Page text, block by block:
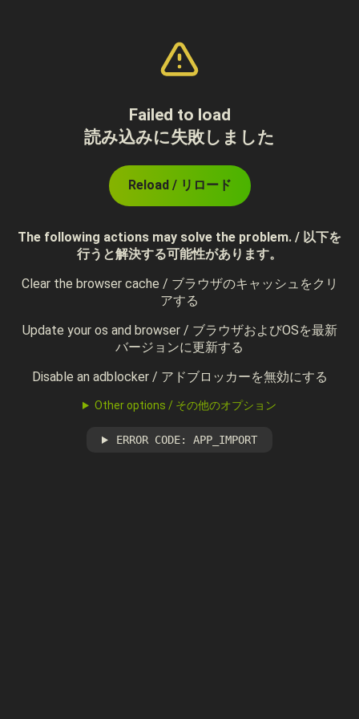
Failed to load
読み込みに失敗しました
Reload / リロード
The following actions may solve the problem. / 以下を
行うと解決する可能性があります。
Clear the browser cache / ブラウザのキャッシュをクリ
アする
Update your os and browser / ブラウザおよびOSを最新
バージョンに更新する
Disable an adblocker / アドブロッカーを無効にする
Other options / その他のオプション
ERROR CODE: APP_IMPORT